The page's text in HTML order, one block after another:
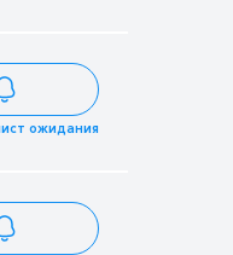
ожидания